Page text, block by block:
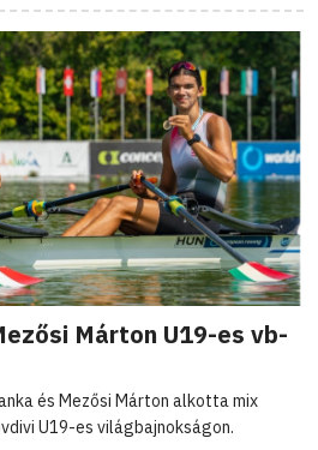
Márton U19-es vb-
és Mezősi Márton alkotta mix
U19-es világbajnokságon.